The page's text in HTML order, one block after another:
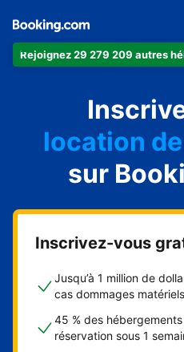
Rejoignez 29 279 209 autres
location
auberge
sur
Inscrivez-vous
Jusqu’à 1 million de
cas dommages matériels
45 % des
réservation sous 1